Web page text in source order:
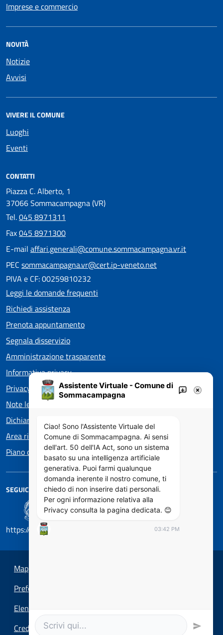
Imprese e commercio
NOVITÀ
Notizie
Avvisi
VIVERE IL COMUNE
Luoghi
Eventi
CONTATTI
Piazza C. Alberto, 1
37066 Sommacampagna (VR)
Tel.045 8971311
Fax045 8971300
E-mail affari.generali@comune.sommacampagna.vr.it
PEC sommacampagna.vr@cert.ip-veneto.net
PIVA e CF: 00259810232
Leggi le domande frequenti
Richiedi assistenza
Prenota appuntamento
Segnala disservizio
Amministrazione trasparente
Informativa privacy
Privacy policy EOS
Note legali
Dichiarazione di accessibilità
Area riservata
Piano di Miglioramento dei servizi
SEGUICI SU
https://designers.italia.it/
Mappa del sito
Preferenze cookie
Elenco Siti Tematici
Credits
Assistente Virtuale - Comune di
Sommacampagna
Ciao! Sono l'Assistente Virtuale del
Comune di Sommacampagna. Ai sensi
dell'art. 50 dell'IA Act, sono un sistema
basato su una intelligenza artificiale
generativa. Puoi farmi qualunque
domanda inerente il nostro comune, ti
chiedo di non inserire dati personali.
Per ogni informazione relativa alla
Privacy consulta la pagina dedicata. 😊
03:42 PM